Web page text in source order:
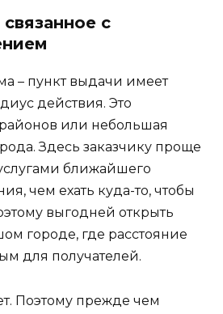
с
– пункт выдачи имеет
действия. Это
или небольшая
Здесь заказчику проще
ближайшего
чем ехать куда-то, чтобы
выгодней открыть
городе, где расстояние
для получателей.
Поэтому прежде чем